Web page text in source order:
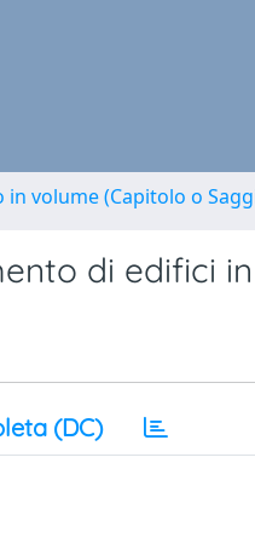
in volume (Capitolo o
di edifici
(DC)